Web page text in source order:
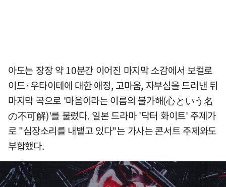
아도는 장장 약 10분간 이어진 마지막 소감에서 보컬로
이드·우타이테에 대한 애정, 고마움, 자부심을 드러낸 뒤
마지막 곡으로 '마음이라는 이름의 불가해(心という名
の不可解)'를 불렀다. 일본 드라마 '닥터 화이트' 주제가
로 "심장소리를 내뱉고 있다"는 가사는 콘서트 주제와도
부합했다.